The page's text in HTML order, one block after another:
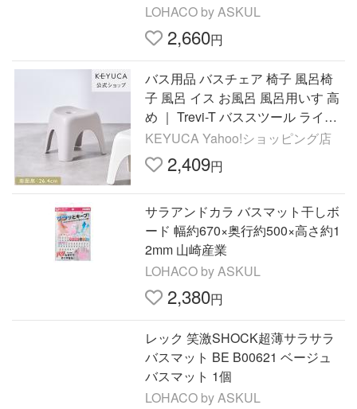
LOHACO by ASKUL
2,660円
バス用品 バスチェア 椅子 風呂椅
子 風呂 イス お風呂 風呂用いす 高
め ｜ Trevi-T バススツール ライト
グレー KEYUCA(ケユカ)
KEYUCA Yahoo!ショッピング店
2,409円
サラアンドカラ バスマット干しボ
ード 幅約670×奥行約500×高さ約1
2mm 山崎産業
LOHACO by ASKUL
2,380円
レック 笑激SHOCK超薄サラサラ
バスマット BE B00621 ベージュ
バスマット 1個
LOHACO by ASKUL